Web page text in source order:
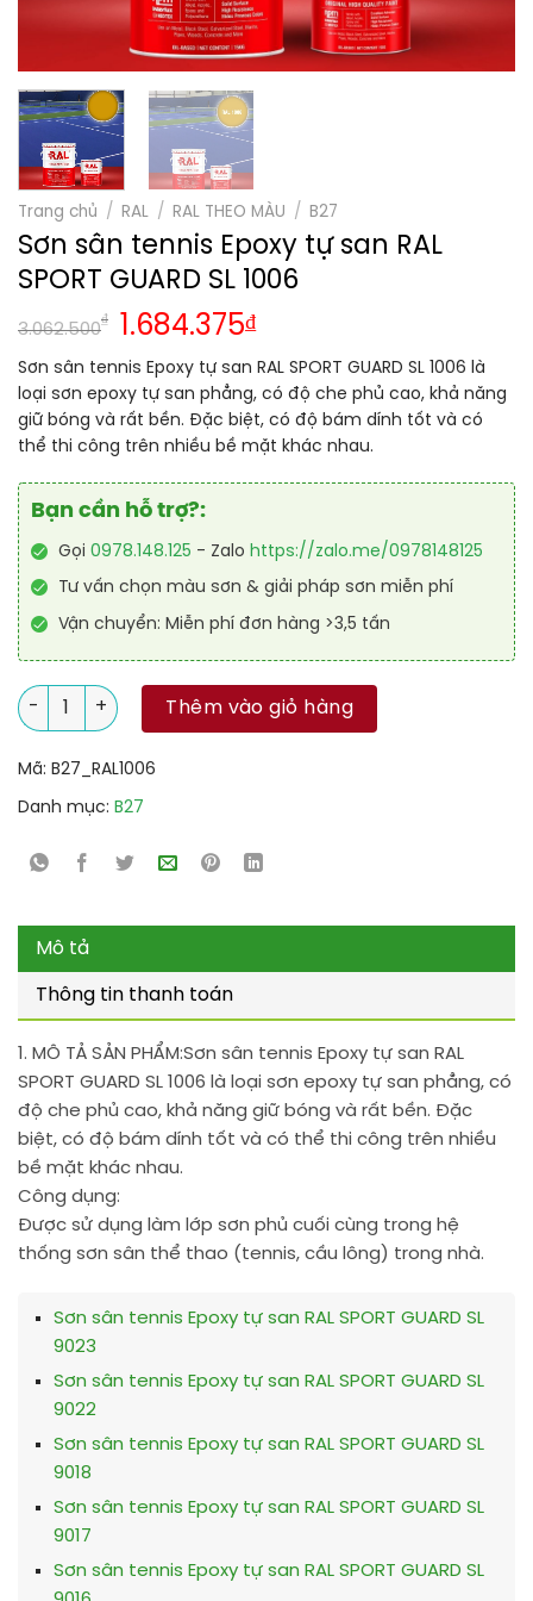
Trang chủ / RAL / RAL THEO MÀU / B27
Sơn sân tennis Epoxy tự san RAL
SPORT GUARD SL 1006
3.062.500
₫ 1.684.375₫
Sơn sân tennis Epoxy tự san RAL SPORT GUARD SL 1006 là
loại sơn epoxy tự san phẳng, có độ che phủ cao, khả năng
giữ bóng và rất bền. Đặc biệt, có độ bám dính tốt và có
thể thi công trên nhiều bề mặt khác nhau.
Bạn cần hỗ trợ?:
Gọi 0978.148.125 - Zalo https://zalo.me/0978148125
Tư vấn chọn màu sơn & giải pháp sơn miễn phí
Vận chuyển: Miễn phí đơn hàng >3,5 tấn
Sơn sân tennis Epoxy tự san RAL SPORT GUARD SL 1006 số
Thêm vào giỏ hàng
Mã: B27_RAL1006
Danh mục: B27
Mô tả
Thông tin thanh toán
1. MÔ TẢ SẢN PHẨM:Sơn sân tennis Epoxy tự san RAL
SPORT GUARD SL 1006 là loại sơn epoxy tự san phẳng, có
độ che phủ cao, khả năng giữ bóng và rất bền. Đặc
biệt, có độ bám dính tốt và có thể thi công trên nhiều
bề mặt khác nhau.
Công dụng:
Được sử dụng làm lớp sơn phủ cuối cùng trong hệ
thống sơn sân thể thao (tennis, cầu lông) trong nhà.
Sơn sân tennis Epoxy tự san RAL SPORT GUARD SL
9023
Sơn sân tennis Epoxy tự san RAL SPORT GUARD SL
9022
Sơn sân tennis Epoxy tự san RAL SPORT GUARD SL
9018
Sơn sân tennis Epoxy tự san RAL SPORT GUARD SL
9017
Sơn sân tennis Epoxy tự san RAL SPORT GUARD SL